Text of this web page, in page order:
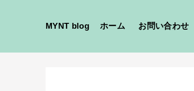
MYNT blog ホーム お問い合わせ